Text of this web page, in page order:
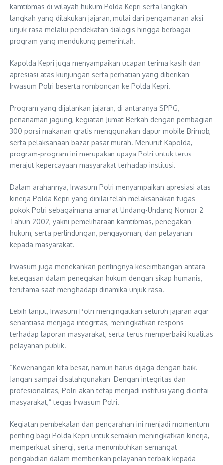
kamtibmas di wilayah hukum Polda Kepri serta langkah-
langkah yang dilakukan jajaran, mulai dari pengamanan aksi
unjuk rasa melalui pendekatan dialogis hingga berbagai
program yang mendukung pemerintah.
Kapolda Kepri juga menyampaikan ucapan terima kasih dan
apresiasi atas kunjungan serta perhatian yang diberikan
Irwasum Polri beserta rombongan ke Polda Kepri.
Program yang dijalankan jajaran, di antaranya SPPG,
penanaman jagung, kegiatan Jumat Berkah dengan pembagian
300 porsi makanan gratis menggunakan dapur mobile Brimob,
serta pelaksanaan bazar pasar murah. Menurut Kapolda,
program-program ini merupakan upaya Polri untuk terus
merajut kepercayaan masyarakat terhadap institusi.
Dalam arahannya, Irwasum Polri menyampaikan apresiasi atas
kinerja Polda Kepri yang dinilai telah melaksanakan tugas
pokok Polri sebagaimana amanat Undang-Undang Nomor 2
Tahun 2002, yakni pemeliharaan kamtibmas, penegakan
hukum, serta perlindungan, pengayoman, dan pelayanan
kepada masyarakat.
Irwasum juga menekankan pentingnya keseimbangan antara
ketegasan dalam penegakan hukum dengan sikap humanis,
terutama saat menghadapi dinamika unjuk rasa.
Lebih lanjut, Irwasum Polri mengingatkan seluruh jajaran agar
senantiasa menjaga integritas, meningkatkan respons
terhadap laporan masyarakat, serta terus memperbaiki kualitas
pelayanan publik.
“Kewenangan kita besar, namun harus dijaga dengan baik.
Jangan sampai disalahgunakan. Dengan integritas dan
profesionalitas, Polri akan tetap menjadi institusi yang dicintai
masyarakat,” tegas Irwasum Polri.
Kegiatan pembekalan dan pengarahan ini menjadi momentum
penting bagi Polda Kepri untuk semakin meningkatkan kinerja,
memperkuat sinergi, serta menumbuhkan semangat
pengabdian dalam memberikan pelayanan terbaik kepada